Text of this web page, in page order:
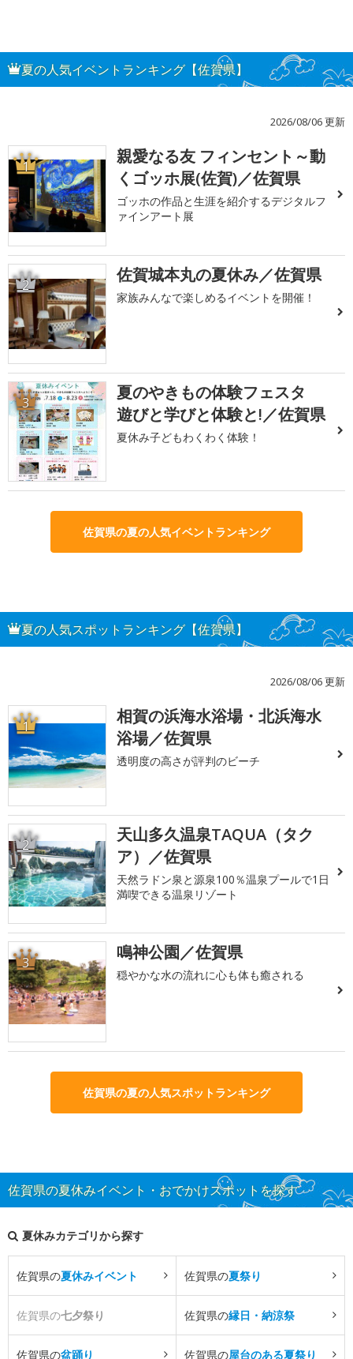
夏の人気イベントランキング【佐賀県】
2026/08/06 更新
1
親愛なる友 フィンセント～動
くゴッホ展(佐賀)／佐賀県
ゴッホの作品と生涯を紹介するデジタルフ
ァインアート展
2 佐賀城本丸の夏休み／佐賀県
家族みんなで楽しめるイベントを開催！
3
夏のやきもの体験フェスタ
遊びと学びと体験と!／佐賀県
夏休み子どもわくわく体験！
佐賀県の夏の人気イベントランキング
夏の人気スポットランキング【佐賀県】
2026/08/06 更新
1
相賀の浜海水浴場・北浜海水
浴場／佐賀県
透明度の高さが評判のビーチ
2
天山多久温泉TAQUA（タク
ア）／佐賀県
天然ラドン泉と源泉100％温泉プールで1日
満喫できる温泉リゾート
3 鳴神公園／佐賀県
穏やかな水の流れに心も体も癒される
佐賀県の夏の人気スポットランキング
佐賀県の夏休みイベント・おでかけスポットを探す
夏休みカテゴリから探す
佐賀県の夏休みイベント 佐賀県の夏祭り
佐賀県の七夕祭り 佐賀県の縁日・納涼祭
佐賀県の盆踊り 佐賀県の屋台のある夏祭り